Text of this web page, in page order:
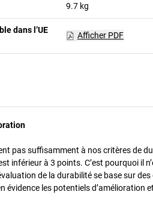
9.7 kg
dans l’UE
Afficher PDF
pas suffisamment à nos critères de
inférieur à 3 points. C’est pourquoi il
de la durabilité se base sur
évidence les potentiels